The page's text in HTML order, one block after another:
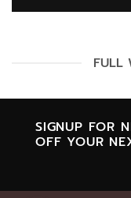
FULL
SIGNUP FOR
OFF YOUR